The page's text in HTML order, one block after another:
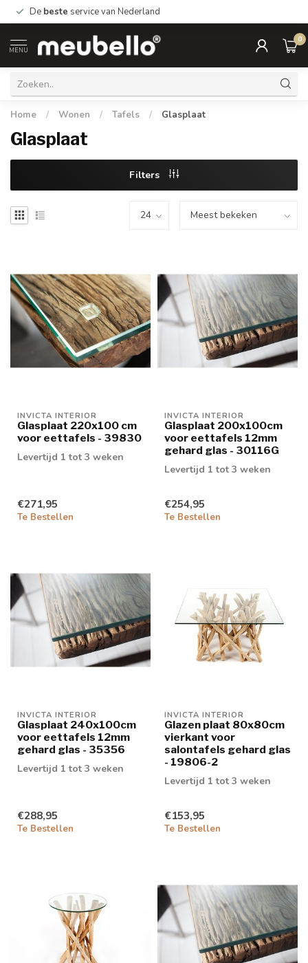
*Gratisbezorging Nederland vanaf €99.- België vanaf €999,-
MENU
0
Home / Wonen / Tafels / Glasplaat
Glasplaat
Filters
INVICTA INTERIOR
Glasplaat 220x100 cm
voor eettafels - 39830
Levertijd 1 tot 3 weken
€271,95
Te Bestellen
INVICTA INTERIOR
Glasplaat 200x100cm
voor eettafels 12mm
gehard glas - 30116G
Levertijd 1 tot 3 weken
€254,95
Te Bestellen
INVICTA INTERIOR
Glasplaat 240x100cm
voor eettafels 12mm
gehard glas - 35356
Levertijd 1 tot 3 weken
€288,95
Te Bestellen
INVICTA INTERIOR
Glazen plaat 80x80cm
vierkant voor
salontafels gehard glas
- 19806-2
Levertijd 1 tot 3 weken
€153,95
Te Bestellen